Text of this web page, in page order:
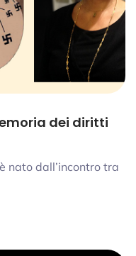
dei diritti
nato dall’incontro tra